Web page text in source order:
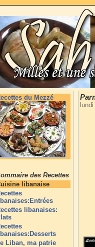
du Mezzé
des Recettes
libanaise
libanaises:
Liban, ma patrie